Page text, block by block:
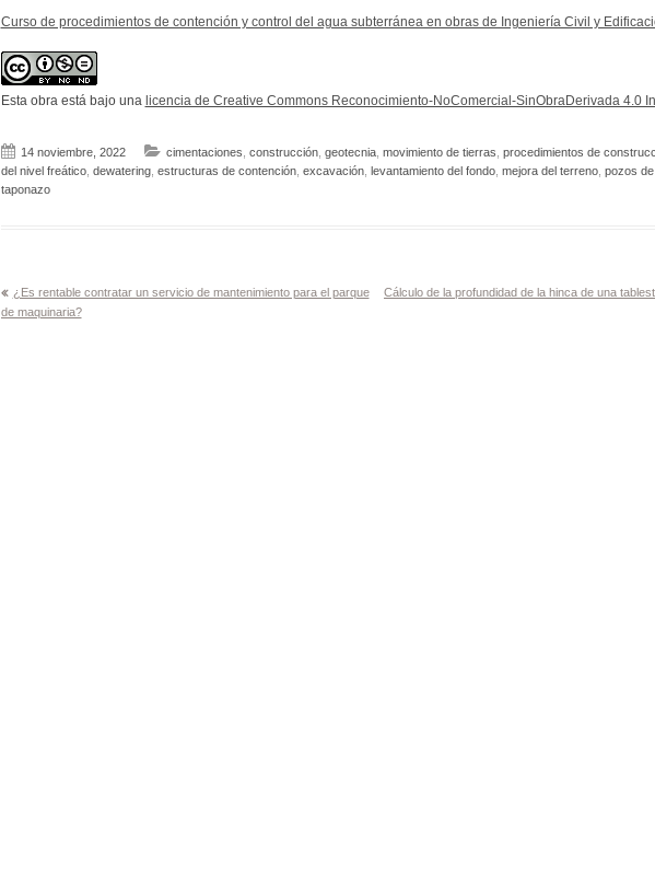
Curso de procedimientos de contención y control del agua subterránea en obras de Ingeniería Civil y
Esta obra está bajo una licencia de Creative Commons Reconocimiento-NoComercial-SinObraDerivada 4.0
14 noviembre, 2022 cimentaciones construcción, geotecnia, movimiento de tierras procedimientos de
del nivel freático, dewatering, estructuras de contención, excavación, levantamiento del fondo, mejora del terreno, pozos de
taponazo
Navegación
de
¿Es rentable contratar un servicio de mantenimiento para el parque
de maquinaria?
Cálculo de la profundidad de la hinca de una